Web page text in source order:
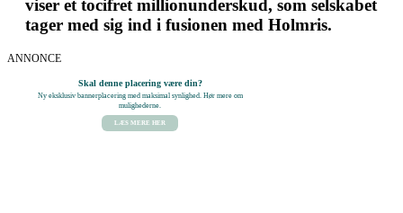
viser et tocifret millionunderskud, som selskabet
tager med sig ind i fusionen med Holmris.
ANNONCE
Skal denne placering være din?
Ny eksklusiv bannerplacering med maksimal synlighed. Hør mere om
mulighederne.
LÆS MERE HER